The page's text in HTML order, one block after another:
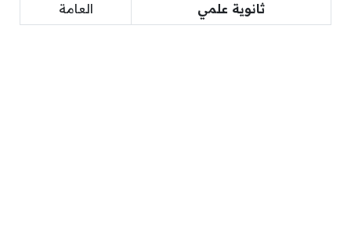
ثانوية علمي
العامة